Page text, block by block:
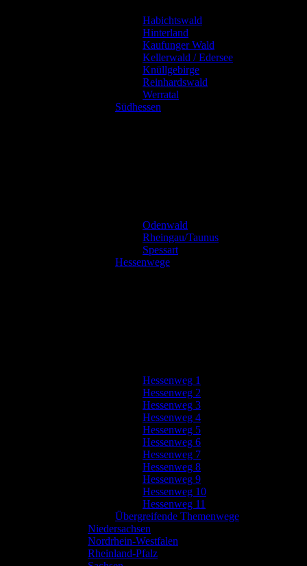
Habichtswald
Hinterland
Kaufunger Wald
Kellerwald / Edersee
Knüllgebirge
Reinhardswald
Werratal
Südhessen
Odenwald
Rheingau/Taunus
Spessart
Hessenwege
Hessenweg 1
Hessenweg 2
Hessenweg 3
Hessenweg 4
Hessenweg 5
Hessenweg 6
Hessenweg 7
Hessenweg 8
Hessenweg 9
Hessenweg 10
Hessenweg 11
Übergreifende Themenwege
Niedersachsen
Nordrhein-Westfalen
Rheinland-Pfalz